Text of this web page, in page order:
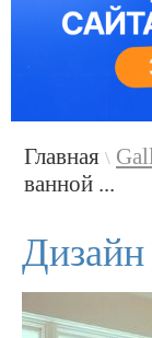
Главная \
ванной ...